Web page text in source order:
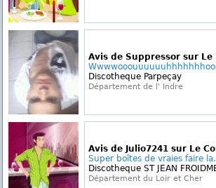
Avis de Suppressor sur
Discotheque Parpeçay
Département de l' Indre
Avis de Julio7241 sur Le
Super boîtes de vraies faire
Discotheque ST JEAN
Département du Loir et Cher